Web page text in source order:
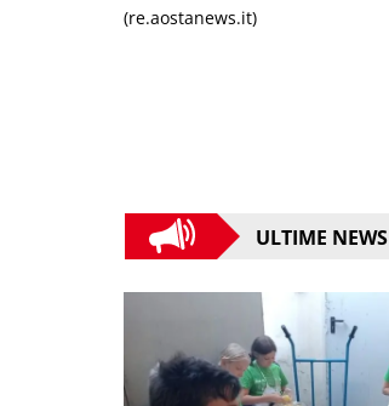
(re.aostanews.it)
ULTIME NEWS